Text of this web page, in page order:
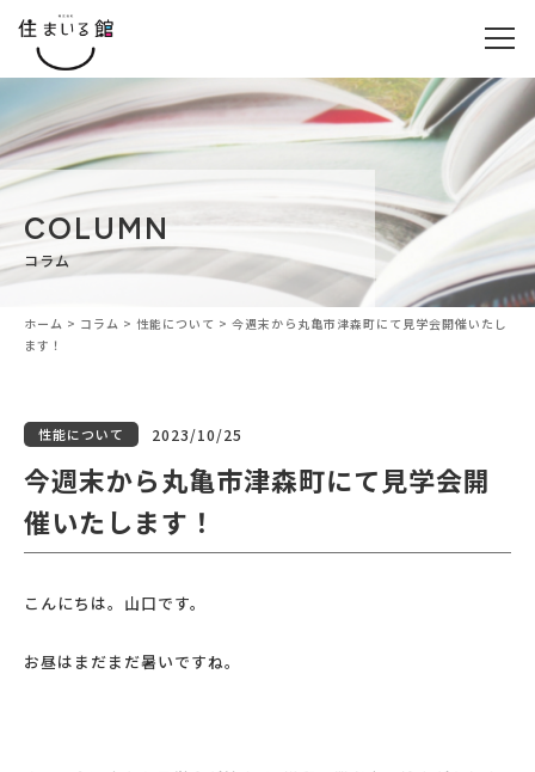
COLUMN
コラム
ホーム > コラム > 性能について > 今週末から丸亀市津森町にて見学会開催いたし
ます！
性能について 2023/10/25
今週末から丸亀市津森町にて見学会開
催いたします！
こんにちは。山口です。
お昼はまだまだ暑いですね。